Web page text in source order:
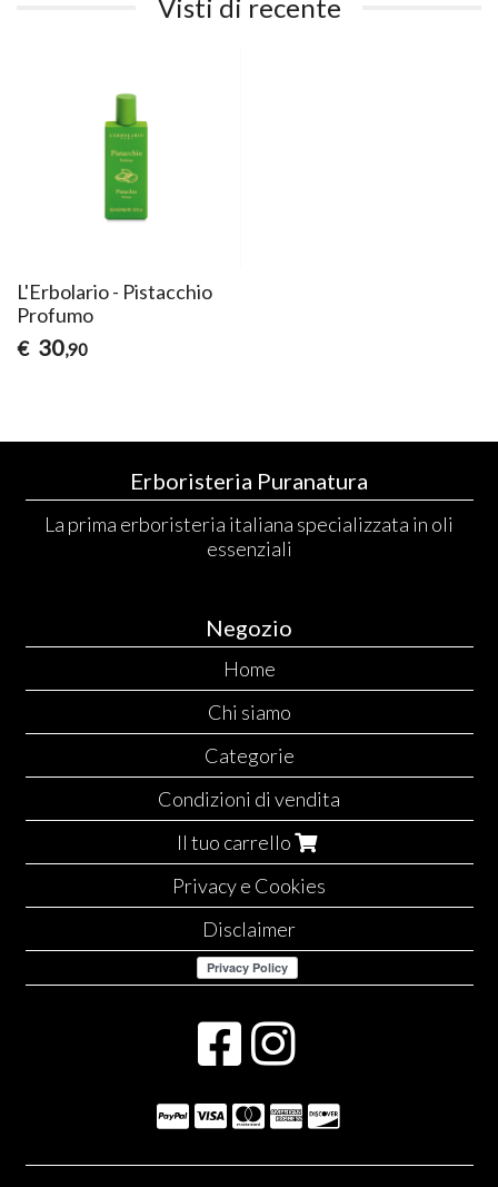
Visti di recente
L'Erbolario - Pistacchio
Profumo
€ 30,90
Erboristeria Puranatura
La prima erboristeria italiana specializzata in oli
essenziali
Negozio
Home
Chi siamo
Categorie
Condizioni di vendita
Il tuo carrello
Privacy e Cookies
Disclaimer